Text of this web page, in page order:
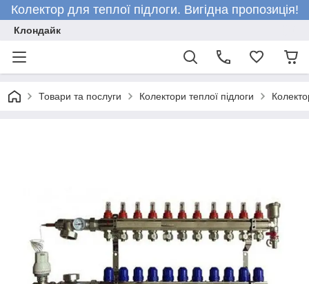
Колектор для теплої підлоги. Вигідна пропозиція!
Клондайк
Товари та послуги Колектори теплої підлоги